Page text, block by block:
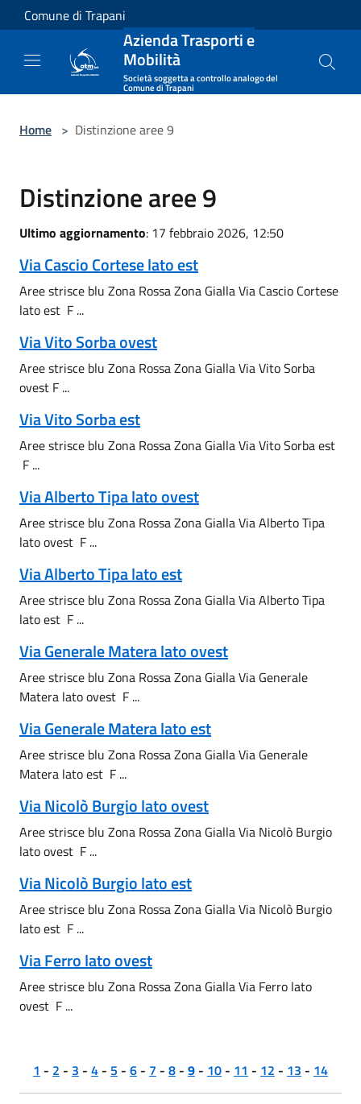
Salta al contenuto principale
Comune di Trapani
Azienda Trasporti e
Mobilità
Società soggetta a controllo analogo del
Comune di Trapani
Home > Distinzione aree 9
Distinzione aree 9
Ultimo aggiornamento: 17 febbraio 2026, 12:50
Via Cascio Cortese lato est
Aree strisce blu Zona Rossa Zona Gialla Via Cascio Cortese
lato est F ...
Via Vito Sorba ovest
Aree strisce blu Zona Rossa Zona Gialla Via Vito Sorba
ovest F ...
Via Vito Sorba est
Aree strisce blu Zona Rossa Zona Gialla Via Vito Sorba est
F ...
Via Alberto Tipa lato ovest
Aree strisce blu Zona Rossa Zona Gialla Via Alberto Tipa
lato ovest F ...
Via Alberto Tipa lato est
Aree strisce blu Zona Rossa Zona Gialla Via Alberto Tipa
lato est F ...
Via Generale Matera lato ovest
Aree strisce blu Zona Rossa Zona Gialla Via Generale
Matera lato ovest F ...
Via Generale Matera lato est
Aree strisce blu Zona Rossa Zona Gialla Via Generale
Matera lato est F ...
Via Nicolò Burgio lato ovest
Aree strisce blu Zona Rossa Zona Gialla Via Nicolò Burgio
lato ovest F ...
Via Nicolò Burgio lato est
Aree strisce blu Zona Rossa Zona Gialla Via Nicolò Burgio
lato est F ...
Via Ferro lato ovest
Aree strisce blu Zona Rossa Zona Gialla Via Ferro lato
ovest F ...
1 - 2 - 3 - 4 - 5 - 6 - 7 - 8 - 9 - 10 - 11 - 12 - 13 - 14